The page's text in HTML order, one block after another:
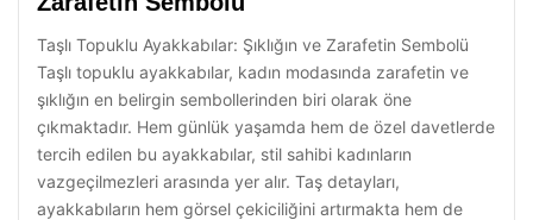
Taşlı Topuklu Ayakkabılar: Şıklığın ve Zarafetin Sembolü
Taşlı topuklu ayakkabılar, kadın modasında zarafetin ve
şıklığın en belirgin sembollerinden biri olarak öne
çıkmaktadır. Hem günlük yaşamda hem de özel davetlerde
tercih edilen bu ayakkabılar, stil sahibi kadınların
vazgeçilmezleri arasında yer alır. Taş detayları,
ayakkabıların hem görsel çekiciliğini artırmakta hem de